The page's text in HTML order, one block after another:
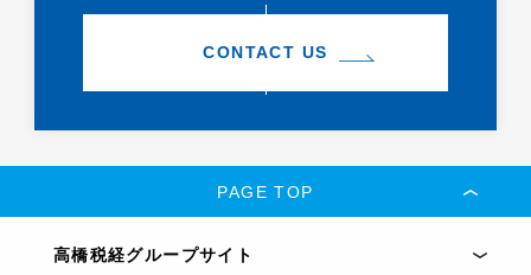
CONTACT US
PAGE TOP
高橋税経グループサイト